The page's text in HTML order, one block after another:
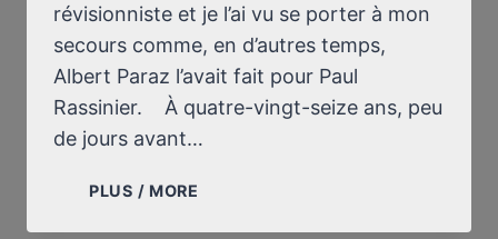
révisionniste et je l’ai vu se porter à mon
secours comme, en d’autres temps,
Albert Paraz l’avait fait pour Paul
Rassinier. À quatre-vingt-seize ans, peu
de jours avant…
PLUS / MORE